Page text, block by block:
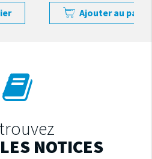
Ajouter au
NOTICES